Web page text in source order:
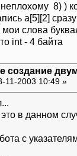
неплохому 8) )
a[5][2]
слова
int - 4 байта
создание
11-2003 10:49 »
это в данном
с